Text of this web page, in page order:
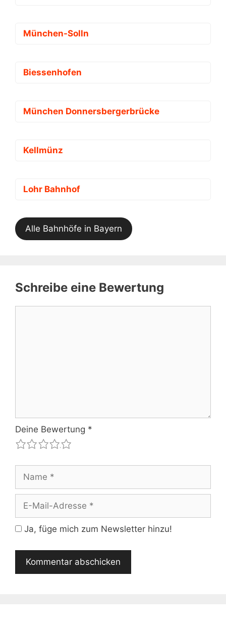
München-Solln
Biessenhofen
München Donnersbergerbrücke
Kellmünz
Lohr Bahnhof
Alle Bahnhöfe in Bayern
Schreibe eine Bewertung
Deine Bewertung *
4
3
2
1
Name
Adresse
Ja, füge mich zum Newsletter hinzu!